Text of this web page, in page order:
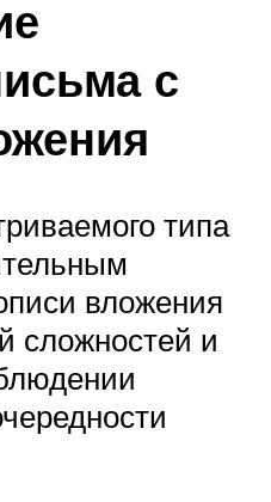
с
типа
вложения
сложностей и